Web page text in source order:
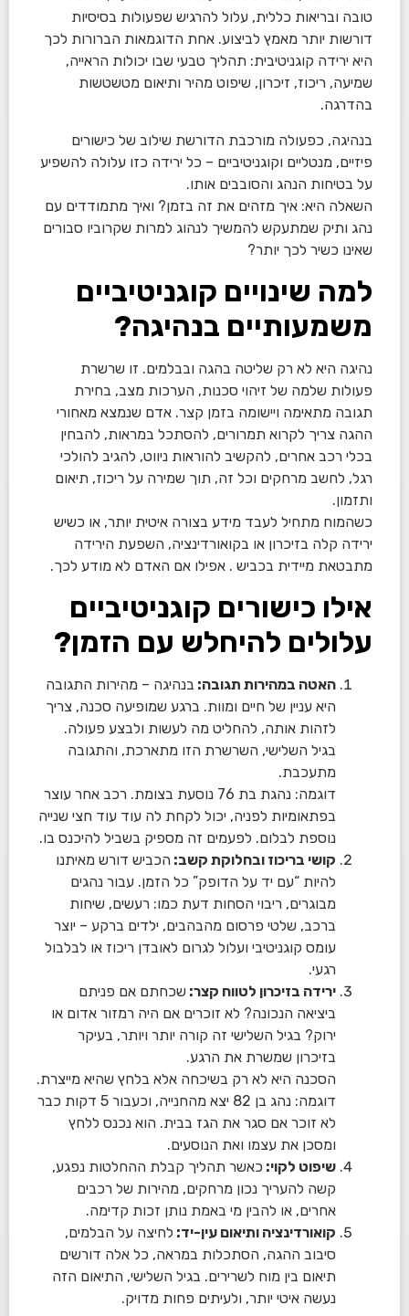
טובה ובריאות כללית, עלול להרגיש שפעולות בסיסיות
דורשות יותר מאמץ לביצוע. אחת הדוגמאות הברורות לכך
היא ירידה קוגניטיבית: תהליך טבעי שבו יכולות הראייה,
שמיעה, ריכוז, זיכרון, שיפוט מהיר ותיאום מטשטשות
בהדרגה.
בנהיגה, כפעולה מורכבת הדורשת שילוב של כישורים
פיזיים, מנטליים וקוגניטיביים – כל ירידה כזו עלולה להשפיע
על בטיחות הנהג והסובבים אותו.
השאלה היא: איך מזהים את זה בזמן? ואיך מתמודדים עם
נהג ותיק שמתעקש להמשיך לנהוג למרות שקרוביו סבורים
שאינו כשיר לכך יותר?
למה שינויים קוגניטיביים
משמעותיים בנהיגה?
נהיגה היא לא רק שליטה בהגה ובבלמים. זו שרשרת
פעולות שלמה של זיהוי סכנות, הערכות מצב, בחירת
תגובה מתאימה ויישומה בזמן קצר. אדם שנמצא מאחורי
ההגה צריך לקרוא תמרורים, להסתכל במראות, להבחין
בכלי רכב אחרים, להקשיב להוראות ניווט, להגיב להולכי
רגל, לחשב מרחקים וכל זה, תוך שמירה על ריכוז, תיאום
ותזמון.
כשהמוח מתחיל לעבד מידע בצורה איטית יותר, או כשיש
ירידה קלה בזיכרון או בקואורדינציה, השפעת הירידה
מתבטאת מיידית בכביש . אפילו אם האדם לא מודע לכך.
אילו כישורים קוגניטיביים
עלולים להיחלש עם הזמן?
האטה במהירות תגובה: בנהיגה – מהירות התגובה
היא עניין של חיים ומוות. ברגע שמופיעה סכנה, צריך
לזהות אותה, להחליט מה לעשות ולבצע פעולה.
בגיל השלישי, השרשרת הזו מתארכת, והתגובה
מתעכבת.
דוגמה: נהגת בת 76 נוסעת בצומת. רכב אחר עוצר
בפתאומיות לפניה, יכול לקחת לה עוד עוד חצי שנייה
נוספת לבלום. לפעמים זה מספיק בשביל להיכנס בו.
קושי בריכוז ובחלוקת קשב: הכביש דורש מאיתנו
להיות “עם יד על הדופק” כל הזמן. עבור נהגים
מבוגרים, ריבוי הסחות דעת כמו: רעשים, שיחות
ברכב, שלטי פרסום מהבהבים, ילדים ברקע – יוצר
עומס קוגניטיבי ועלול לגרום לאובדן ריכוז או לבלבול
רגעי.
ירידה בזיכרון לטווח קצר: שכחתם אם פניתם
ביציאה הנכונה? לא זוכרים אם היה רמזור אדום או
ירוק? בגיל השלישי זה קורה יותר ויותר, בעיקר
בזיכרון שמשרת את הרגע.
הסכנה היא לא רק בשיכחה אלא בלחץ שהיא מייצרת.
דוגמה: נהג בן 82 יצא מהחנייה, וכעבור 5 דקות כבר
לא זוכר אם סגר את הגז בבית. הוא נכנס ללחץ
ומסכן את עצמו ואת הנוסעים.
שיפוט לקוי: כאשר תהליך קבלת ההחלטות נפגע,
קשה להעריך נכון מרחקים, מהירות של רכבים
אחרים, או להבין מי באמת נותן זכות קדימה.
קואורדינציה ותיאום עין-יד: לחיצה על הבלמים,
סיבוב ההגה, הסתכלות במראה, כל אלה דורשים
תיאום בין מוח לשרירים. בגיל השלישי, התיאום הזה
נעשה איטי יותר, ולעיתים פחות מדויק.